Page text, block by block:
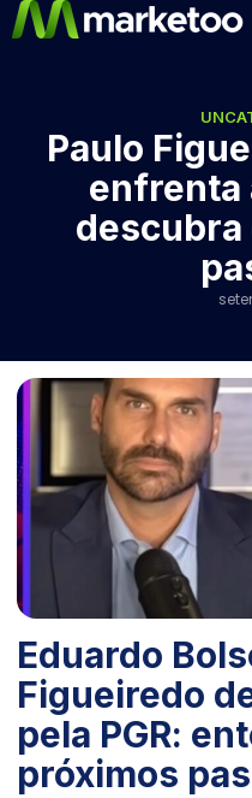
Paulo
enfrenta
descubra
Eduardo
Figueiredo
pela PGR:
próximos